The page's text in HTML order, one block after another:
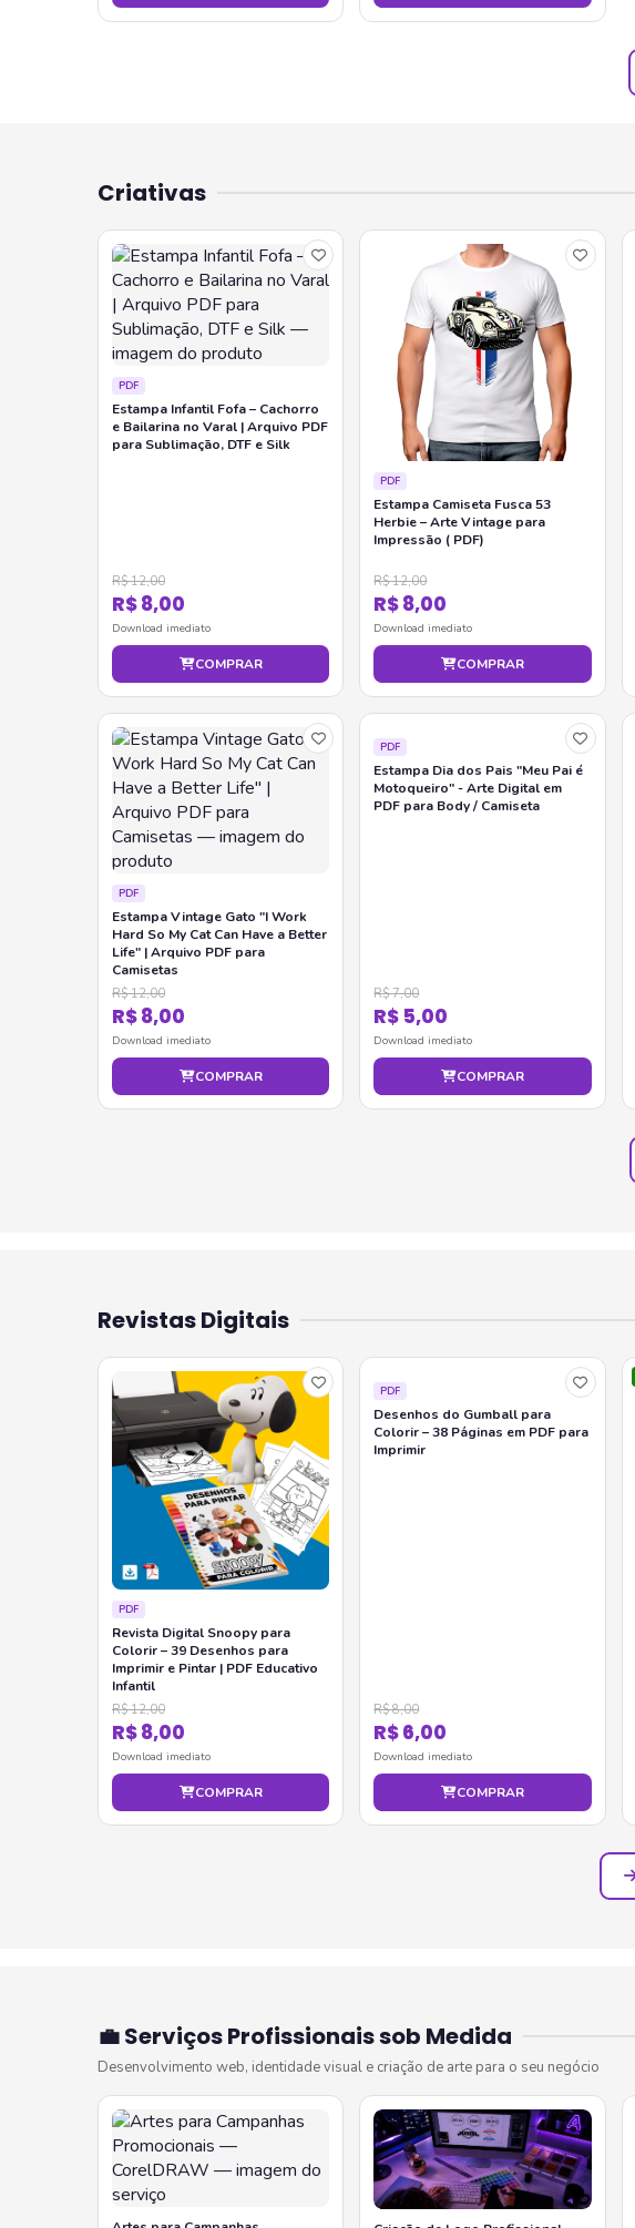
Criativas
PDF
Estampa Infantil Fofa – Cachorro
e Bailarina no Varal | Arquivo PDF
para Sublimação, DTF e Silk
R$ 12,00
R$ 8,00
Download imediato
COMPRAR
PDF
Estampa Camiseta Fusca 53
Herbie – Arte Vintage para
Impressão ( PDF)
R$ 12,00
R$ 8,00
Download imediato
COMPRAR
PDF
Estampa Vintage Gato "I Work
Hard So My Cat Can Have a Better
Life" | Arquivo PDF para
Camisetas
R$ 12,00
R$ 8,00
Download imediato
COMPRAR
PDF
Estampa Dia dos Pais "Meu Pai é
Motoqueiro" - Arte Digital em
PDF para Body / Camiseta
R$ 7,00
R$ 5,00
Download imediato
COMPRAR
Revistas Digitais
PDF
Revista Digital Snoopy para
Colorir – 39 Desenhos para
Imprimir e Pintar | PDF Educativo
Infantil
R$ 12,00
R$ 8,00
Download imediato
COMPRAR
PDF
Desenhos do Gumball para
Colorir – 38 Páginas em PDF para
Imprimir
R$ 8,00
R$ 6,00
Download imediato
COMPRAR
💼 Serviços Profissionais sob Medida
Desenvolvimento web, identidade visual e criação de arte para o seu negócio